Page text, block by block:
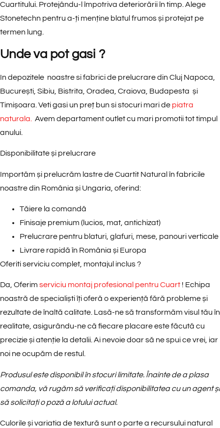
Cuartitului. Protejându-l împotriva deteriorării în timp. Alege
Stonetechn pentru a-ți menține blatul frumos și protejat pe
termen lung.
Unde va pot gasi ?
In depozitele noastre si fabrici de prelucrare din Cluj Napoca,
București, Sibiu, Bistrita, Oradea, Craiova, Budapesta și
Timișoara. Veti gasi un preț bun si stocuri mari de piatra
naturala.
Avem departament outlet cu mari promotii tot timpul
anului.
Disponibilitate și prelucrare
Importăm și prelucrăm lastre de Cuartit Natural în fabricile
noastre din România și Ungaria, oferind:
Tăiere la comandă
Finisaje premium (lucios, mat, antichizat)
Prelucrare pentru blaturi, glafuri, mese, panouri verticale
Livrare rapidă în România și Europa
Oferiti serviciu complet, montajul inclus ?
Da, Oferim serviciu montaj profesional pentru Cuart ! Echipa
noastră de specialiști îți oferă o experiență fără probleme și
rezultate de înaltă calitate. Lasă-ne să transformăm visul tău în
realitate, asigurându-ne că fiecare placare este făcută cu
precizie și atenție la detalii. Ai nevoie doar să ne spui ce vrei, iar
noi ne ocupăm de restul.
Produsul este disponibil în stocuri limitate. Înainte de a plasa
comanda, vă rugăm să verificați disponibilitatea cu un agent și
să solicitați o poză a lotului actual.
Culorile și variatia de textură sunt o parte a recursului natural